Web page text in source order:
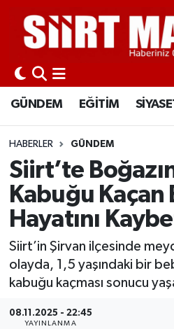
GÜNDEM EĞİTİM
HABERLER GÜNDEM
Siirt’te
Kabuğu Kaçan
Hayatını
Siirt’in Şirvan ilçesinde
olayda, 1,5 yaşındaki bir
kabuğu kaçması sonucu
08.11.2025 - 22:45
YAYINLANMA
GÜNDEM
EĞİTİM
SİYASET
EKONOMİ
SPOR
İLÇELER
KÜLTÜR-SANAT
Siirt Nöbetçi Eczaneler
Siirt Hava Durumu
Siirt Namaz Vakitleri
Siirt Trafik Yoğunluk
Süper Lig Puan Durumu
Tüm Manşetler
Son Dakika Haberleri